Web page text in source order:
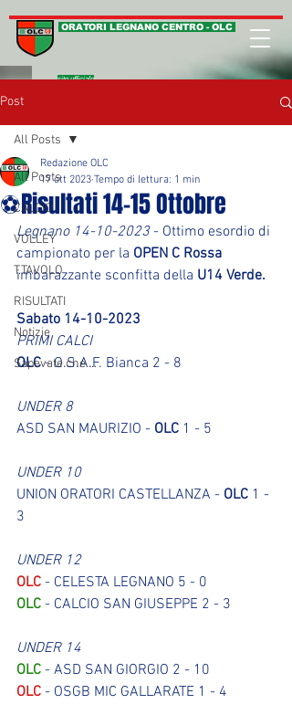
ORATORI LEGNANO CENTRO - OLC
sito ufficiale
Post
All Posts
CALCIO
VOLLEY
T.TAVOLO
RISULTATI
Notizie
Sapevate che ...
All Posts
⚽Risultati 14-15 Ottobre
Redazione OLC
17 ott 2023 Tempo di lettura: 1 min
Legnano 14-10-2023 - Ottimo esordio di
campionato per la OPEN C Rossa
imbarazzante sconfitta della U14 Verde.
Sabato 14-10-2023
PRIMI CALCI
OLC - O.S.A.F. Bianca 2 - 8
UNDER 8
ASD SAN MAURIZIO - OLC 1 - 5
UNDER 10
UNION ORATORI CASTELLANZA - OLC 1 -
3
UNDER 12
OLC - CELESTA LEGNANO 5 - 0
OLC - CALCIO SAN GIUSEPPE 2 - 3
UNDER 14
OLC - ASD SAN GIORGIO 2 - 10
OLC - OSGB MIC GALLARATE 1 - 4